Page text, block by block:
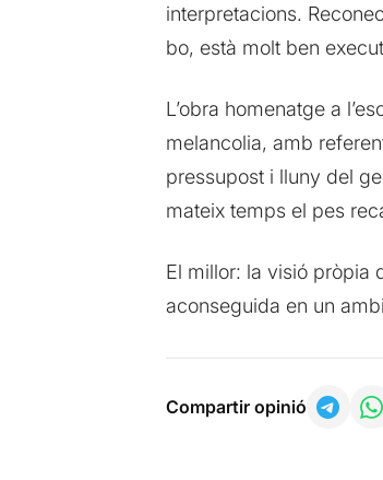
interpretacions.
bo, està molt ben
L’obra homenatge a
melancolia, amb
pressupost i lluny del
mateix temps el pes
El millor: la visió pròpia
aconseguida en un
Compartir opinió